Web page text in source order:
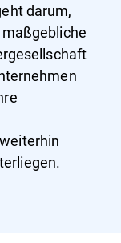
darum,